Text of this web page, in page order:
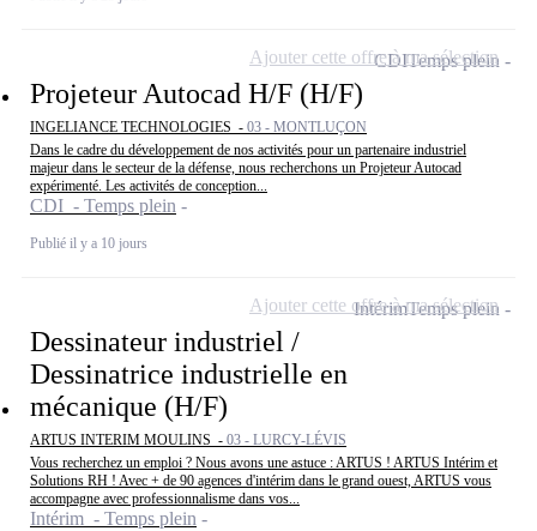
Projeteur Autocad H/F (H/F)
INGELIANCE TECHNOLOGIES - 03 - MONTLUÇON
Dans le cadre du développement de nos activités pour un partenaire industriel
majeur dans le secteur de la défense, nous recherchons un Projeteur Autocad
expérimenté. Les activités de conception...
CDI - Temps plein
Publié il y a 10 jours
CDITemps plein
Ajouter cette offre à ma sélection
Dessinateur industriel /
Dessinatrice industrielle en
mécanique (H/F)
ARTUS INTERIM MOULINS - 03 - LURCY-LÉVIS
Vous recherchez un emploi ? Nous avons une astuce : ARTUS ! ARTUS Intérim et
Solutions RH ! Avec + de 90 agences d'intérim dans le grand ouest, ARTUS vous
accompagne avec professionnalisme dans vos...
Intérim - Temps plein
IntérimTemps plein
Ajouter cette offre à ma sélection